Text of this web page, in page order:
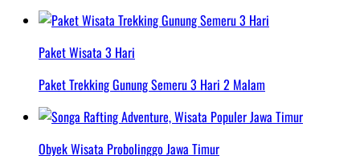
Paket Wisata 3 Hari
Paket Trekking Gunung Semeru 3 Hari 2 Malam
Obyek Wisata Probolinggo Jawa Timur